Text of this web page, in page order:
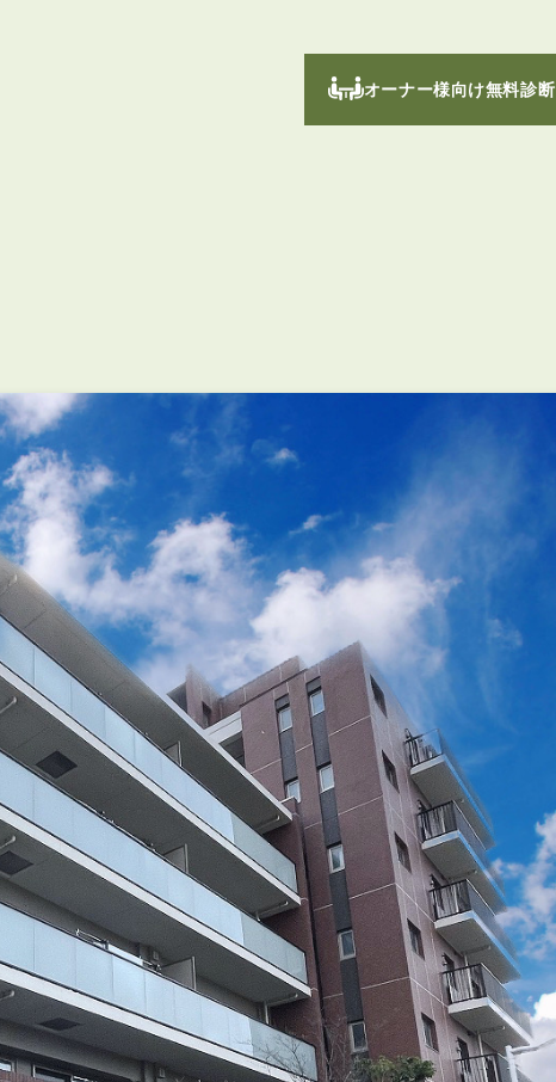
オーナー様向け無料診断